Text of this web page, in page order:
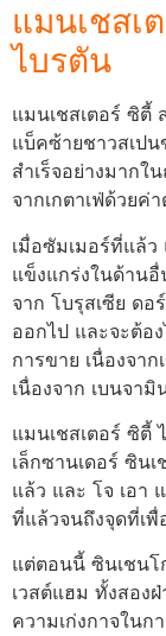
แมนเชสเ
ไบรตัน
แมนเชสเตอร์ ซิตี้
แบ็คซ้ายชาวสเป
สำเร็จอย่างมากใ
จากเกตาเฟ่ด้วยค่
เมื่อซัมเมอร์ที่แล้
แข็งแกร่งในด้าน
จาก โบรุสเซีย ด
ออกไป และจะต้อ
การขาย เนื่องจา
เนื่องจาก เบนจา
แมนเชสเตอร์ ซิตี้
เล็กซานเดอร์ ซิน
แล้ว และ โจ เอา
ที่แล้วจนถึงจุดที่เพื่
แต่ตอนนี้ ซินเชนโ
เวสต์แฮม ทั้งสอง
ความเก่งกาจในก